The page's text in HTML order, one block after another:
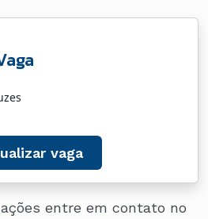
vaga
entre em contato no